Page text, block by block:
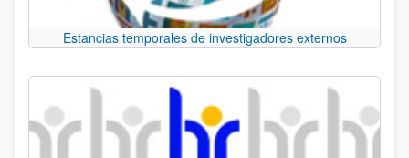
Estancias temporales de investigadores externos